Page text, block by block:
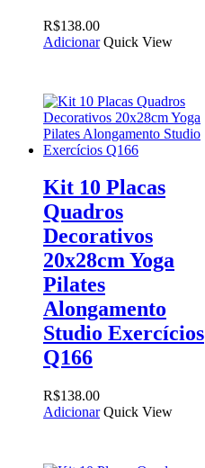
R$138.00
Adicionar Quick View
Kit 10 Placas
Quadros
Decorativos
20x28cm Yoga
Pilates
Alongamento
Studio Exercícios
Q166
R$138.00
Adicionar Quick View